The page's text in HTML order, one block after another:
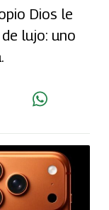
Dios le
lujo: uno